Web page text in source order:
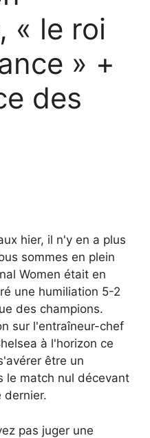
« le roi
» +
des
hier, il n'y en a plus
sommes en plein
Women était en
une humiliation 5-2
des champions.
sur l'entraîneur-chef
à l'horizon ce
être un
le match nul décevant
dernier.
pas juger une